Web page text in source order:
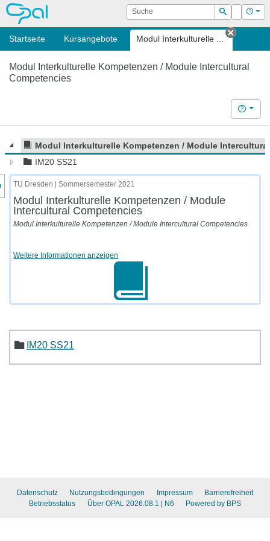
OPAL Suche
Suchen
Login Hilfe
Startseite Kursangebote Modul Interkulturelle ...
Tab
Modul Interkulturelle Kompetenzen / Module Intercultural
Competencies
Hilfe
Modul Interkulturelle Kompetenzen / Module
IM20 SS21
des Kursmenüs
TU Dresden | Sommersemester 2021
Modul Interkulturelle Kompetenzen / Module
Intercultural Competencies
Modul Interkulturelle Kompetenzen / Module Intercultural Competencies
Weitere Informationen anzeigen
IM20 SS21
Datenschutz Nutzungsbedingungen Impressum
Barrierefreiheit
Betriebsstatus
Über OPAL 2026.08.1 | N6 Powered by BPS